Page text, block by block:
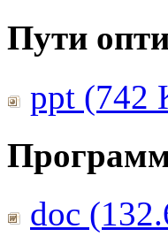
Пути
ppt (742
doc